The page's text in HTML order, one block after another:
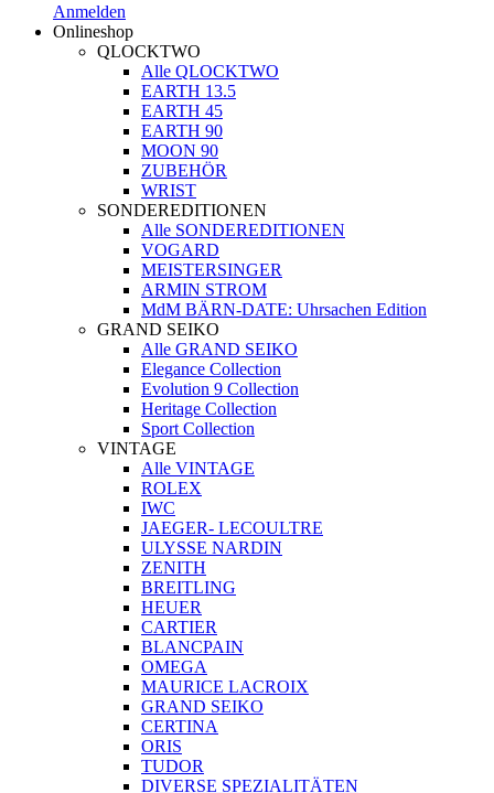
Anmelden
Onlineshop
QLOCKTWO
Alle QLOCKTWO
EARTH 13.5
EARTH 45
EARTH 90
MOON 90
ZUBEHÖR
WRIST
SONDEREDITIONEN
Alle SONDEREDITIONEN
VOGARD
MEISTERSINGER
ARMIN STROM
MdM BÄRN-DATE: Uhrsachen Edition
GRAND SEIKO
Alle GRAND SEIKO
Elegance Collection
Evolution 9 Collection
Heritage Collection
Sport Collection
VINTAGE
Alle VINTAGE
ROLEX
IWC
JAEGER- LECOULTRE
ULYSSE NARDIN
ZENITH
BREITLING
HEUER
CARTIER
BLANCPAIN
OMEGA
MAURICE LACROIX
GRAND SEIKO
CERTINA
ORIS
TUDOR
DIVERSE SPEZIALITÄTEN